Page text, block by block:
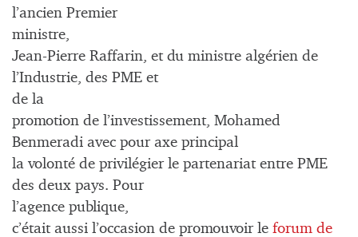
l’ancien Premier
ministre,
Jean-Pierre Raffarin, et du ministre algérien de
l’Industrie, des PME et
de la
promotion de l’investissement, Mohamed
Benmeradi avec pour axe principal
la volonté de privilégier le partenariat entre PME
des deux pays. Pour
l’agence publique,
c’était aussi l’occasion de promouvoir le forum de